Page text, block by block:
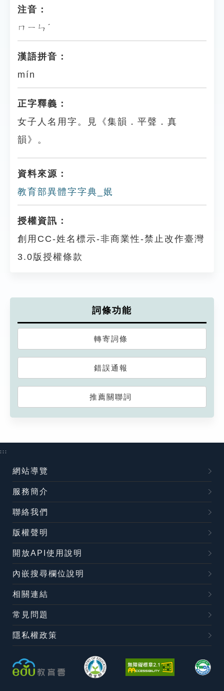
注音：
ㄇㄧㄣˊ
漢語拼音：
mín
正字釋義：
女子人名用字。見《集韻．平聲．真
韻》。
資料來源：
教育部異體字字典_姄
授權資訊：
創用CC-姓名標示-非商業性-禁止改作臺灣
3.0版授權條款
詞條功能
轉寄詞條
錯誤通報
推薦關聯詞
:::
網站導覽
服務簡介
聯絡我們
版權聲明
開放API使用說明
內嵌搜尋欄位說明
相關連結
常見問題
隱私權政策